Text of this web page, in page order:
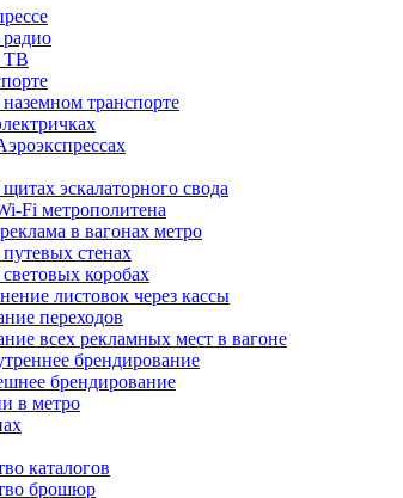
ТВ
транспорте
эскалаторного свода
Fi метрополитена
в вагонах метро
стенах
коробах
листовок через кассы
переходов
всех рекламных мест в вагоне
брендирование
брендирование
в метро
каталогов
брошюр